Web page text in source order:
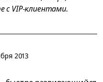
с VIP-клиентами.
2013